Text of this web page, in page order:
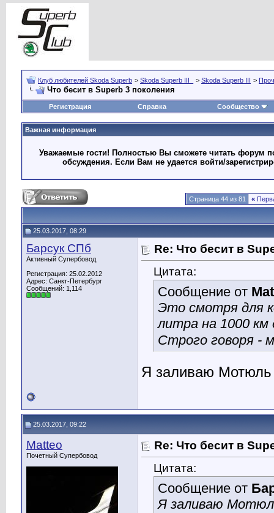
Клуб любителей Skoda Superb > Skoda Superb III_ > Skoda Superb III >
Что бесит в Superb 3 поколения
Регистрация Справка Сообщество
Важная информация
Уважаемые гости! Полностью Вы сможете читать форум
обсуждения. Если Вам не удается войти/
Страница 44 из 81 «
25.03.2017, 08:29
Барсук СПб
Активный Супербовод
Регистрация: 25.02.2012
Адрес: Санкт-Петербург
Сообщений: 1,114
Re: Что бесит в
Цитата:
Сообщение от
Это смотря для
литра на 1000
Строго говоря -
Я заливаю Мотюль
25.03.2017, 09:22
Matteo
Почетный Супербовод
Re: Что бесит в
Цитата:
Сообщение от
Я заливаю